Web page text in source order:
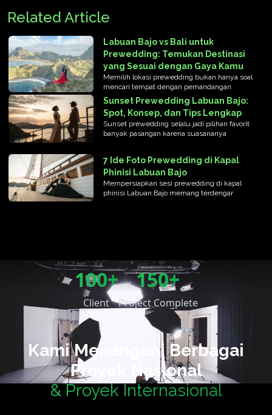
Related Article
Labuan Bajo vs Bali untuk
Prewedding: Temukan Destinasi
yang Sesuai dengan Gaya Kamu
Memilih lokasi prewedding bukan hanya soal
mencari tempat dengan pemandangan
Sunset Prewedding Labuan Bajo:
Spot, Konsep, dan Tips Lengkap
Sunset prewedding selalu jadi pilihan favorit
banyak pasangan karena suasananya
7 Ide Foto Prewedding di Kapal
Phinisi Labuan Bajo
Mempersiapkan sesi prewedding di kapal
phinisi Labuan Bajo memang terdengar
100+
Client
150+
Project Complete
Kami Menangani Berbagai
Proyek Nasional
& Proyek Internasional